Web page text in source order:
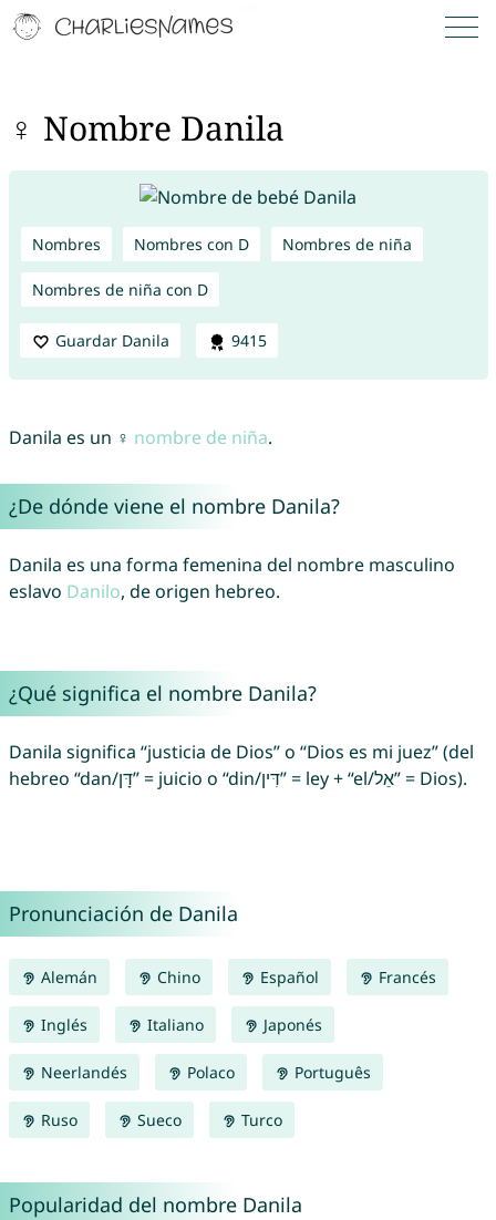
♀ Nombre Danila
Nombres Nombres con D Nombres de niña
Nombres de niña con D
Guardar Danila 9415
Danila es un ♀ nombre de niña.
¿De dónde viene el nombre Danila?
Danila es una forma femenina del nombre masculino
eslavo Danilo, de origen hebreo.
¿Qué significa el nombre Danila?
Danila significa “justicia de Dios” o “Dios es mi juez” (del
hebreo “dan/דָּן” = juicio o “din/דִּין” = ley + “el/אֵל” = Dios).
Pronunciación de Danila
Alemán Chino Español Francés
Inglés Italiano Japonés
Neerlandés Polaco Português
Ruso Sueco Turco
Popularidad del nombre Danila